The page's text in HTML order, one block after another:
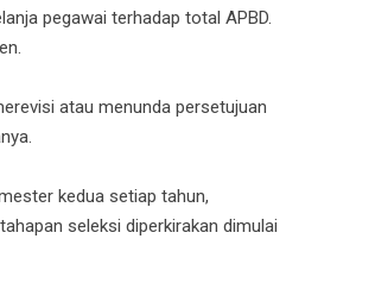
pegawai terhadap total APBD.
atau menunda persetujuan
kedua setiap tahun,
seleksi diperkirakan dimulai